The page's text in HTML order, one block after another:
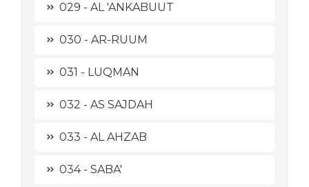
029 - AL 'ANKABUUT
030 - AR-RUUM
031 - LUQMAN
032 - AS SAJDAH
033 - AL AHZAB
034 - SABA'